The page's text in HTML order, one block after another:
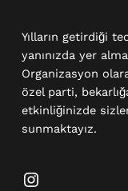
Yılların getirdiği
yanınızda yer
Organizasyon
özel parti,
etkinliğinizde
sunmaktayız.